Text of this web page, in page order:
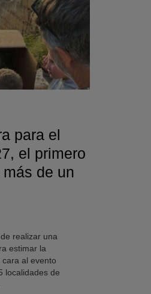
para el
el primero
de un
realizar una
estimar la
al evento
localidades de